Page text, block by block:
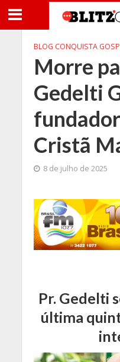
BLOG CONQUISTA
Morre
Gedelti
Cristã
8 de julho de 2025
Pr. Gedelti
última